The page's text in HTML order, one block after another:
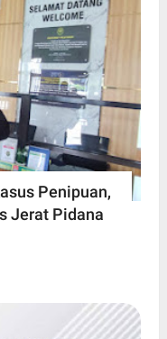
Penipuan,
Jerat Pidana